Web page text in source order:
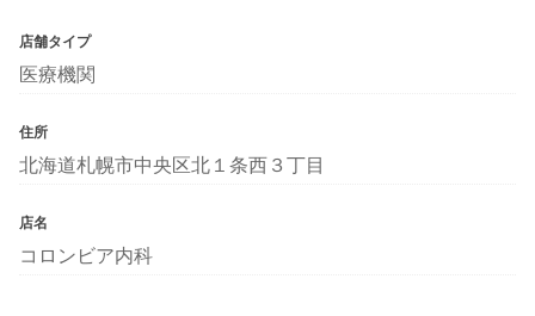
店舗タイプ
医療機関
住所
北海道札幌市中央区北１条西３丁目
店名
コロンビア内科